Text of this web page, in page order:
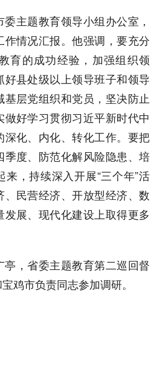
主题教育领导小组办公室，
情况汇报。他强调，要充分
育的成功经验，加强组织领
县处级以上领导班子和领导
层党组织和党员，坚决防止
好学习贯彻习近平新时代中
深化、内化、转化工作。要把
季度、防范化解风险隐患、培
，持续深入开展“三个年”活
民营经济、开放型经济、数
展、现代化建设上取得更多
，省委主题教育第二巡回督
鸡市负责同志参加调研。